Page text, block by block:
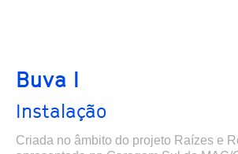
Buva I
Instalação
Criada no âmbito do projeto Raízes e